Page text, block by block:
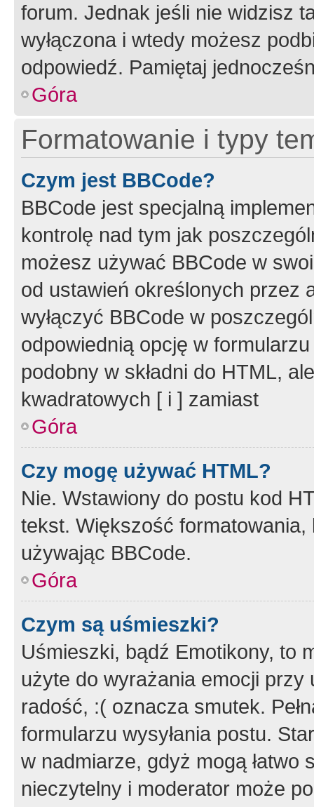
forum. Jednak jeśli nie widzisz
wyłączona i wtedy możesz
odpowiedź. Pamiętaj
Góra
Formatowanie i typy
Czym jest BBCode?
BBCode jest specjalną
kontrolę nad tym jak
możesz używać BBCode w
od ustawień określonych przez
wyłączyć BBCode w
odpowiednią opcję w
podobny w składni do HTML,
kwadratowych [ i ] zamiast
Góra
Czy mogę używać HTML?
Nie. Wstawiony do postu kod
tekst. Większość
używając BBCode.
Góra
Czym są uśmieszki?
Uśmieszki, bądź Emotikony, to
użyte do wyrażania emocji
radość, :( oznacza smutek.
formularzu wysyłania postu.
w nadmiarze, gdyż mogą
nieczytelny i moderator może